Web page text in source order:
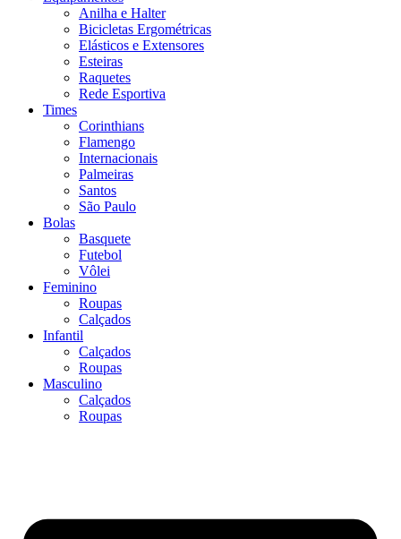
Anilha e Halter
Bicicletas Ergométricas
Elásticos e Extensores
Esteiras
Raquetes
Rede Esportiva
Times
Corinthians
Flamengo
Internacionais
Palmeiras
Santos
São Paulo
Bolas
Basquete
Futebol
Vôlei
Feminino
Roupas
Calçados
Infantil
Calçados
Roupas
Masculino
Calçados
Roupas